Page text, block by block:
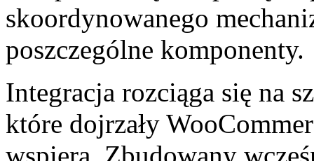
skoordynowanego
poszczególne komponenty.
Integracja rozciąga się na
które dojrzały